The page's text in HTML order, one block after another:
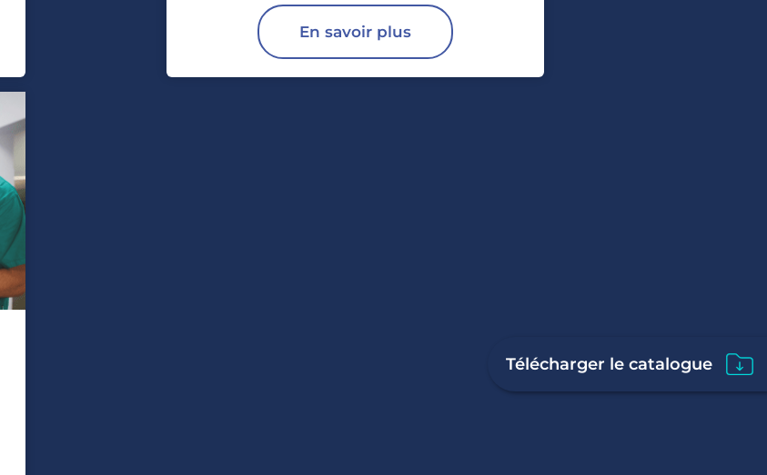
Télécharger le catalogue
En savoir plus